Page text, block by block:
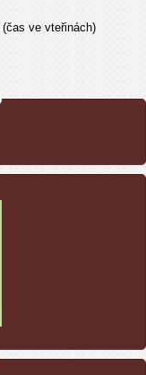
(čas ve vteřinách)